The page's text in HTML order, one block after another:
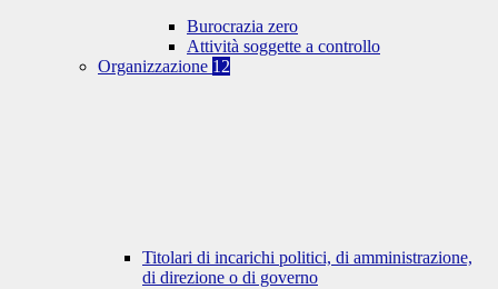
Burocrazia zero
Attività soggette a controllo
Organizzazione 12
Titolari di incarichi politici, di amministrazione,
di direzione o di governo